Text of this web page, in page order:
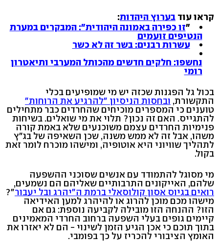
קראו עוד בערוץ היהדות:
"זו כפירה באמונה היהודית": המבקרים במערת
הנטיפים זועמים
עשרות רבנים: בשר זה לא כשר
נחשפו: חלקים חדשים מהכותל המערבי ותיאטרון
רומי
בכול גל הפגנות שכזה יש מי שמופיעים בכלי
התקשורת, ובחסות הניסיון "להרגיע את הרוחות"
טוענים כי המספרים מוכיחים שהחרדים כבר מתחילים
להתגייס. האם זה נכון? תלוי את מי שואלים. בשיחות
פנימיות החרדים עצמם משוכנעים שלא באמת קורה
משהו, אבל זה לא ממש משנה, שכן השאיפה של בג"ץ
לתהליך שוויוני היא אוטופיה, ומישהו מוכרח לומר זאת
בקול.
מי מסוגל להתמודד עם אנשים שסוכני ההשפעה
שלהם, האייקונים התרבותיים שאליהם הם נשמעים,
רואים בגיוס אסון קולוסאלי ברמת ה"יהרג ובל יעבור"?
מישהו מכם מוכן להרוג או להיהרג למען האידיאה
הזו? ההנחה הזו מובילה לקביעה נוספת: גם אם
קיימים גופים בעלי השפעה ברחוב החרדי המאמינים
בתוך תוכם כי אכן הגיע הזמן לשינוי - הם לא יאזרו את
האומץ הציבורי להכריז על כך בפומבי.